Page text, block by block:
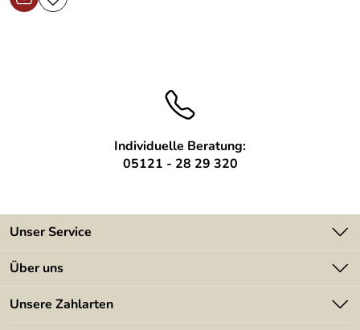
Individuelle Beratung:
05121 - 28 29 320
Unser Service
Kontakt
Kundeninformationen
Über uns
Angebote
Unsere Zahlarten